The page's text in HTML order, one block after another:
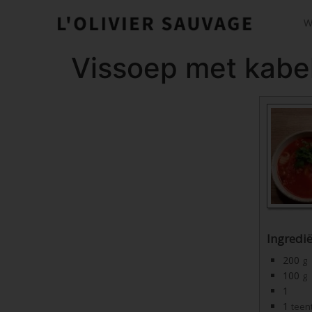
Vissoep met
200 g
100 g
1
1